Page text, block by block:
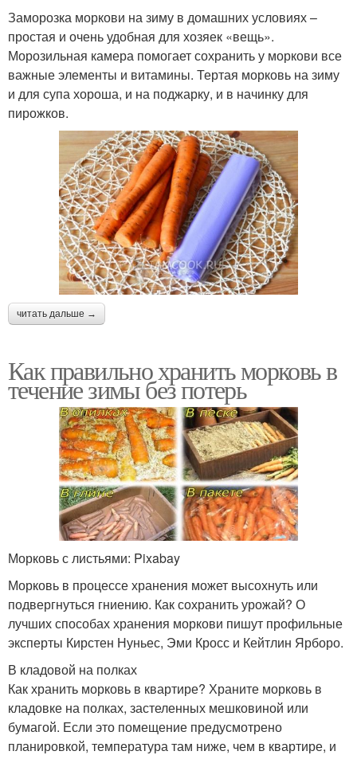
Заморозка моркови на зиму в домашних условиях –
простая и очень удобная для хозяек «вещь».
Морозильная камера помогает сохранить у моркови все
важные элементы и витамины. Тертая морковь на зиму
и для супа хороша, и на поджарку, и в начинку для
пирожков.
читать дальше →
Как правильно хранить морковь в
течение зимы без потерь
Морковь с листьями: Pixabay
Морковь в процессе хранения может высохнуть или
подвергнуться гниению. Как сохранить урожай? О
лучших способах хранения моркови пишут профильные
эксперты Кирстен Нуньес, Эми Кросс и Кейтлин Ярборо.
В кладовой на полках
Как хранить морковь в квартире? Храните морковь в
кладовке на полках, застеленных мешковиной или
бумагой. Если это помещение предусмотрено
планировкой, температура там ниже, чем в квартире, и